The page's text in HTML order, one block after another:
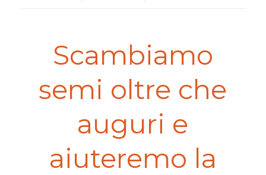
Scambiamo
semi oltre che
auguri e
aiuteremo la